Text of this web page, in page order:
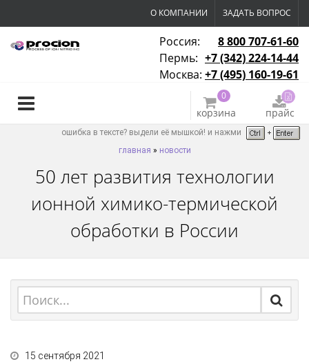
О КОМПАНИИ ЗАДАТЬ ВОПРОС
Россия:
8 800 707-61-60
Пермь: +7 (342) 224-14-44
Москва: +7 (495) 160-19-61
0
корзина прайс
ошибка в тексте? выдели её мышкой! и нажми
главная » новости
50 лет развития технологии
ионной химико-термической
обработки в России
15 сентября 2021